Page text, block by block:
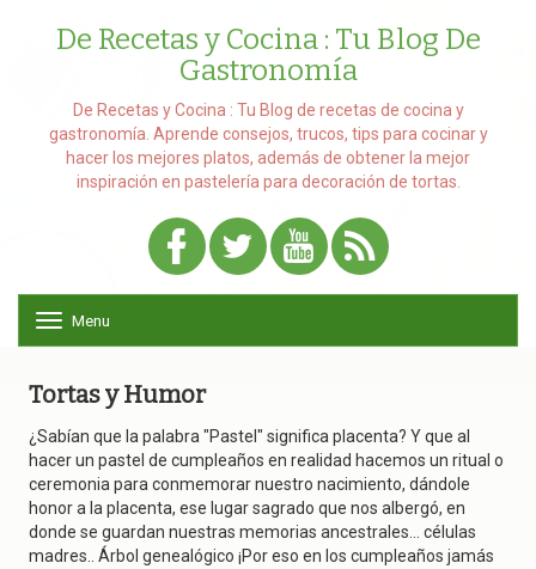
De Recetas y Cocina : Tu Blog De
Gastronomía
De Recetas y Cocina : Tu Blog de recetas de cocina y
gastronomía. Aprende consejos, trucos, tips para cocinar y
hacer los mejores platos, además de obtener la mejor
inspiración en pastelería para decoración de tortas.
o
e
a
v
i
g
a
Menu
Tortas y Humor
¿Sabían que la palabra "Pastel" significa placenta? Y que al
hacer un pastel de cumpleaños en realidad hacemos un ritual o
ceremonia para conmemorar nuestro nacimiento, dándole
honor a la placenta, ese lugar sagrado que nos albergó, en
donde se guardan nuestras memorias ancestrales... células
madres.. Árbol genealógico ¡Por eso en los cumpleaños jamás